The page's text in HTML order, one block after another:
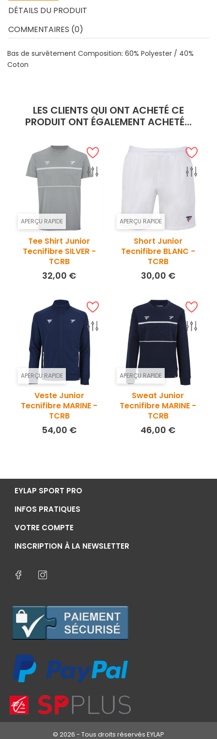
DÉTAILS DU PRODUIT
COMMENTAIRES (0)
Bas de survêtement Composition: 60% Polyester / 40%
Coton
LES CLIENTS QUI ONT ACHETÉ CE
PRODUIT ONT ÉGALEMENT ACHETÉ...
APERÇU RAPIDE
Tee Shirt Junior
Tecnifibre SILVER -
TCRB
32,00 €Prix
APERÇU RAPIDE
Short Junior
Tecnifibre BLANC -
TCRB
30,00 €Prix
APERÇU RAPIDE
Veste Junior
Tecnifibre MARINE -
TCRB
54,00 €Prix
APERÇU RAPIDE
Sweat Junior
Tecnifibre MARINE -
TCRB
46,00 €Prix
EYLAP SPORT PRO
INFOS PRATIQUES
VOTRE COMPTE
INSCRIPTION À LA NEWSLETTER
© 2026 - Tous droits réservés EYLAP